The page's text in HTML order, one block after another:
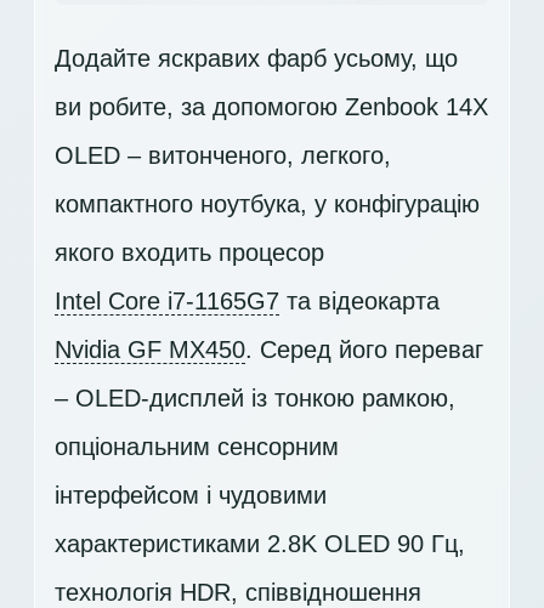
Додайте яскравих фарб усьому, що
ви робите, за допомогою Zenbook 14X
OLED – витонченого, легкого,
компактного ноутбука, у конфігурацію
якого входить процесор
Intel Core i7-1165G7 та відеокарта
Nvidia GF MX450. Серед його переваг
– OLED-дисплей із тонкою рамкою,
опціональним сенсорним
інтерфейсом і чудовими
характеристиками 2.8K OLED 90 Гц,
технологія HDR, співвідношення